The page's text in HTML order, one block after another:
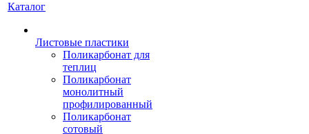
Каталог
Листовые пластики
Поликарбонат для
теплиц
Поликарбонат
монолитный
профилированный
Поликарбонат
сотовый